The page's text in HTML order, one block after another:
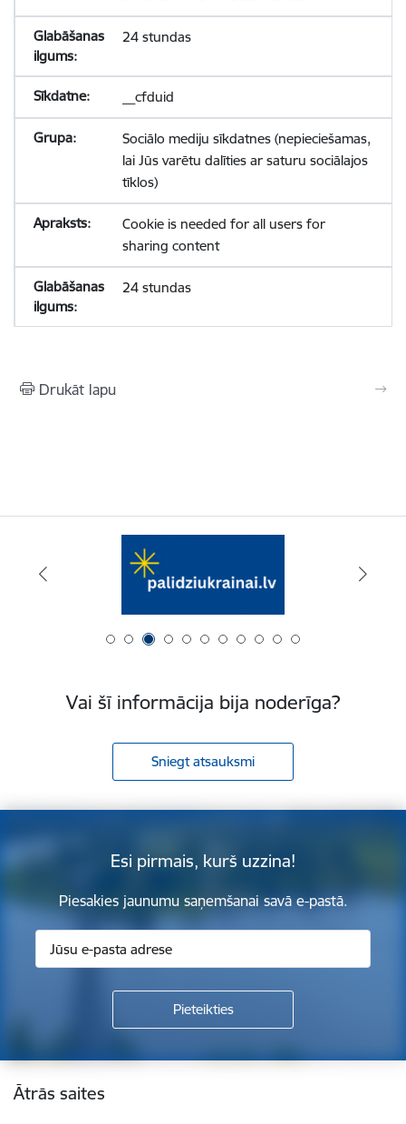
24 stundas
__cfduid
Sociālo mediju sīkdatnes (nepieciešamas,
lai Jūs varētu dalīties ar saturu sociālajos
tīklos)
Cookie is needed for all users for
sharing content
24 stundas
Drukāt lapu
Vai šī informācija bija noderīga?
Sniegt atsauksmi
Esi pirmais, kurš uzzina!
Piesakies jaunumu saņemšanai savā e-pastā.
Kājene
Ātrās saites